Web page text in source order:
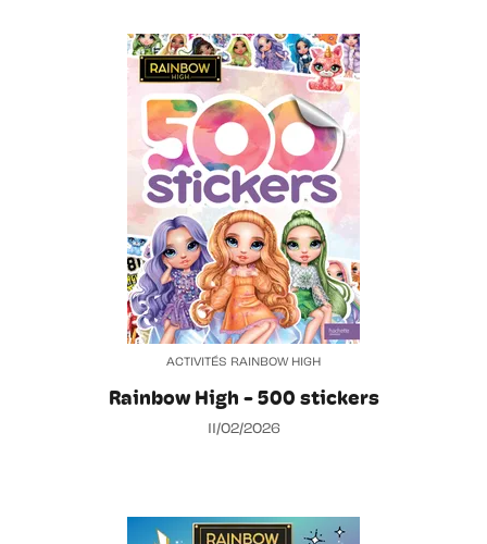
ACTIVITÉS RAINBOW HIGH
Rainbow High - 500 stickers
11/02/2026